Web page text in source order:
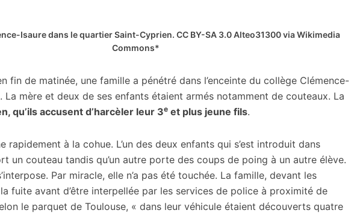
Isaure dans le quartier Saint-Cyprien. CC BY-SA 3.0 Alteo31300 via Wikimedia
Commons*
fin de matinée, une famille a pénétré dans l’enceinte du collège Clémence-
La mère et deux de ses enfants étaient armés notamment de couteaux. La
qu’ils accusent d’harcèler leur 3e et plus jeune fils.
rapidement à la cohue. L’un des deux enfants qui s’est introduit dans
un couteau tandis qu’un autre porte des coups de poing à un autre élève.
Par miracle, elle n’a pas été touchée. La famille, devant les
fuite avant d’être interpellée par les services de police à proximité de
le parquet de Toulouse, « dans leur véhicule étaient découverts quatre